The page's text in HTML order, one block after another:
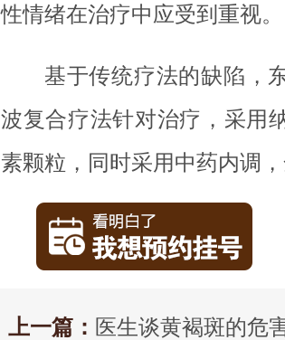
性情绪在治疗中应受到重视。
基于传统疗法的缺陷，
波复合疗法针对治疗，采用
素颗粒，同时采用中药内调，
上一篇： 医生谈黄褐斑的危